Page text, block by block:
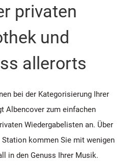
privaten
und
allerorts
bei der Kategorisierung Ihrer
Albencover zum einfachen
Wiedergabelisten an. Über
kommen Sie mit wenigen
in den Genuss Ihrer Musik.